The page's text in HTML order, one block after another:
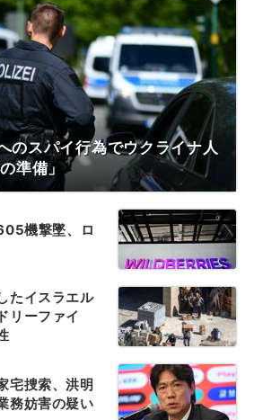
のスパイ行為でウクライナ人
準備」
機撃墜、ロ
たイスラエル
リーファイ
宅捜索、洪明
務妨害の疑い